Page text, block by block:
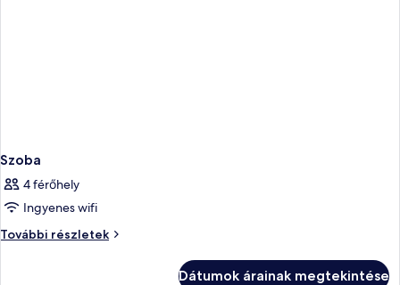
Szoba
4 férőhely
Ingyenes wifi
További részletek
Szoba
Dátumok árainak megtekintése